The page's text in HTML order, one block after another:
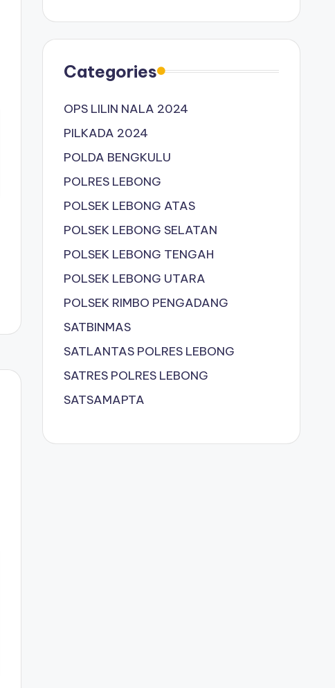
Categories
OPS LILIN NALA 2024
PILKADA 2024
POLDA BENGKULU
POLRES LEBONG
POLSEK LEBONG ATAS
POLSEK LEBONG SELATAN
POLSEK LEBONG TENGAH
POLSEK LEBONG UTARA
POLSEK RIMBO PENGADANG
SATBINMAS
SATLANTAS POLRES LEBONG
SATRES POLRES LEBONG
SATSAMAPTA